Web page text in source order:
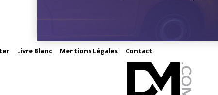
Livre Blanc Mentions Légales Contact